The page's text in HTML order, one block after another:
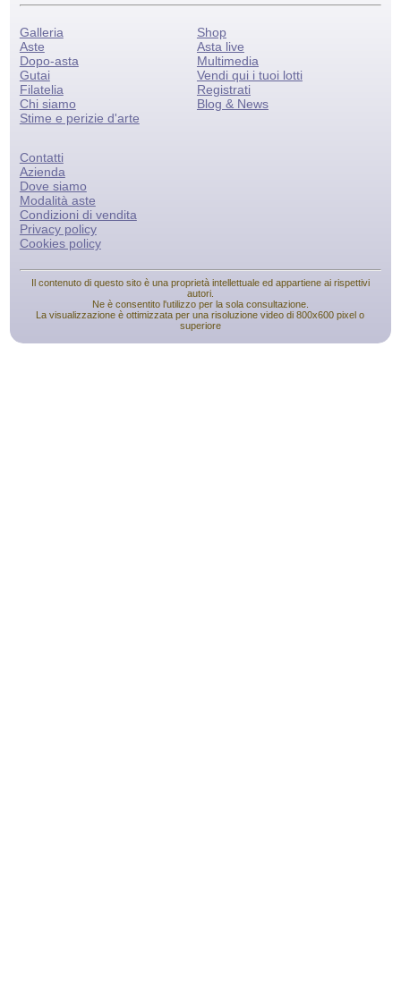
Galleria
Aste
Dopo-asta
Gutai
Filatelia
Chi siamo
Stime e perizie d'arte
Shop
Asta live
Multimedia
Vendi qui i tuoi lotti
Registrati
Blog & News
Contatti
Azienda
Dove siamo
Modalità aste
Condizioni di vendita
Privacy policy
Cookies policy
Il contenuto di questo sito è una proprietà intellettuale ed appartiene ai rispettivi
autori.
Ne è consentito l'utilizzo per la sola consultazione.
La visualizzazione è ottimizzata per una risoluzione video di 800x600 pixel o
superiore